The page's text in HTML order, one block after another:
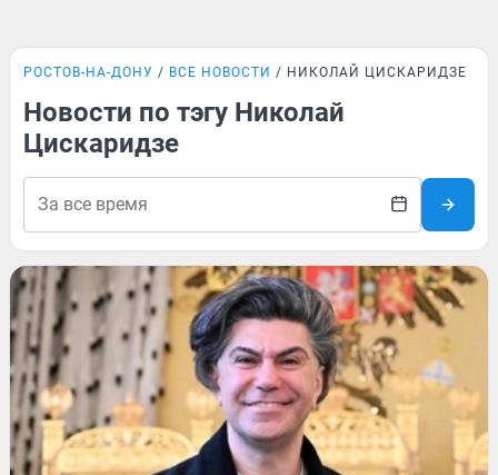
РОСТОВ-НА-ДОНУ ВСЕ НОВОСТИ НИКОЛАЙ ЦИСКАРИДЗЕ
Новости по тэгу Николай
Цискаридзе